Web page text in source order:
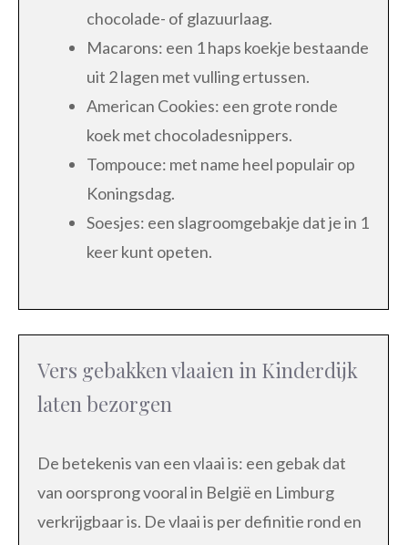
chocolade- of glazuurlaag.
Macarons: een 1 haps koekje bestaande
uit 2 lagen met vulling ertussen.
American Cookies: een grote ronde
koek met chocoladesnippers.
Tompouce: met name heel populair op
Koningsdag.
Soesjes: een slagroomgebakje dat je in 1
keer kunt opeten.
Vers gebakken vlaaien in Kinderdijk
laten bezorgen
De betekenis van een vlaai is: een gebak dat
van oorsprong vooral in België en Limburg
verkrijgbaar is. De vlaai is per definitie rond en